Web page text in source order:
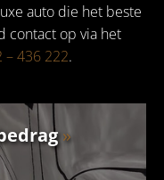
auto die het beste
contact op via het
– 436 222.
»